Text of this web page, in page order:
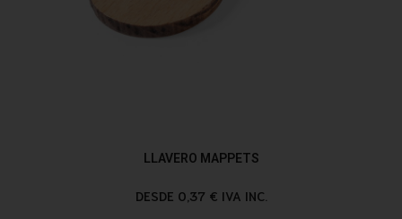
LLAVERO MAPPETS
DESDE 0,37 € IVA INC.